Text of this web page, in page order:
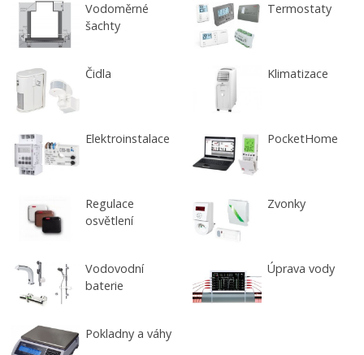
Vodoměrné
šachty
Termostaty
Čidla Klimatizace
Elektroinstalace PocketHome
Regulace
osvětlení
Zvonky
Vodovodní
baterie
Úprava vody
Pokladny a váhy